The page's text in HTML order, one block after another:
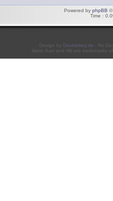
Powered by phpBB ©
Time :
Design by Doublekey.de - Re-
Mario Kart and Wii are trademarks